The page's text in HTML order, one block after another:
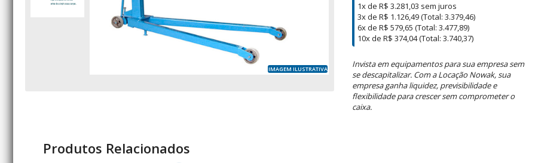
IMAGEM ILUSTRATIVA
1x de R$ 3.281,03 sem juros
3x de R$ 1.126,49 (Total: 3.379,46)
6x de R$ 579,65 (Total: 3.477,89)
10x de R$ 374,04 (Total: 3.740,37)
Invista em equipamentos para sua empresa sem
se descapitalizar. Com a Locação Nowak, sua
empresa ganha liquidez, previsibilidade e
flexibilidade para crescer sem comprometer o
caixa.
Produtos Relacionados